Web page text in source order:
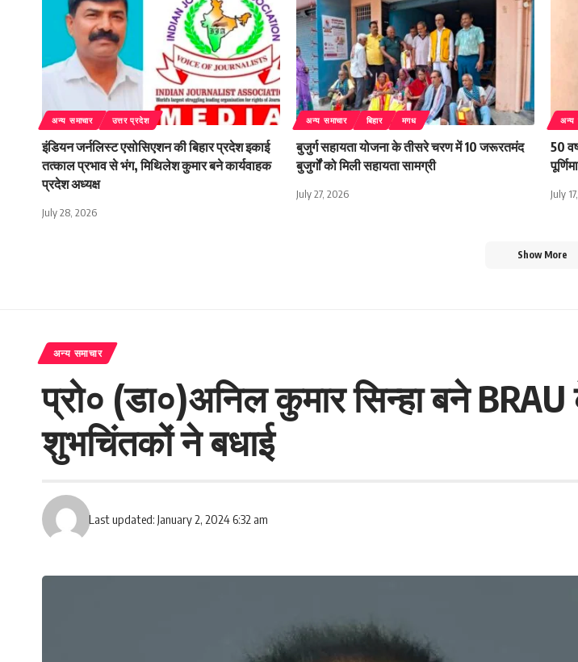
अन्य समाचार उत्तर प्रदेश
इंडियन जर्नलिस्ट एसोसिएशन की बिहार प्रदेश इकाई
तत्काल प्रभाव से भंग, मिथिलेश कुमार बने कार्यवाहक
प्रदेश अध्यक्ष
July 28, 2026
अन्य समाचार बिहार मगध
बुजुर्ग सहायता योजना के तीसरे चरण में 10 जरूरतमंद
बुजुर्गों को मिली सहायता सामग्री
July 27, 2026
अन्य
50
July
Show More
अन्य समाचार
प्रो० (डा०)अनिल कुमार सिन्हा बने BRAU
शुभचिंतकों ने बधाई
Last updated: January 2, 2024 6:32 am